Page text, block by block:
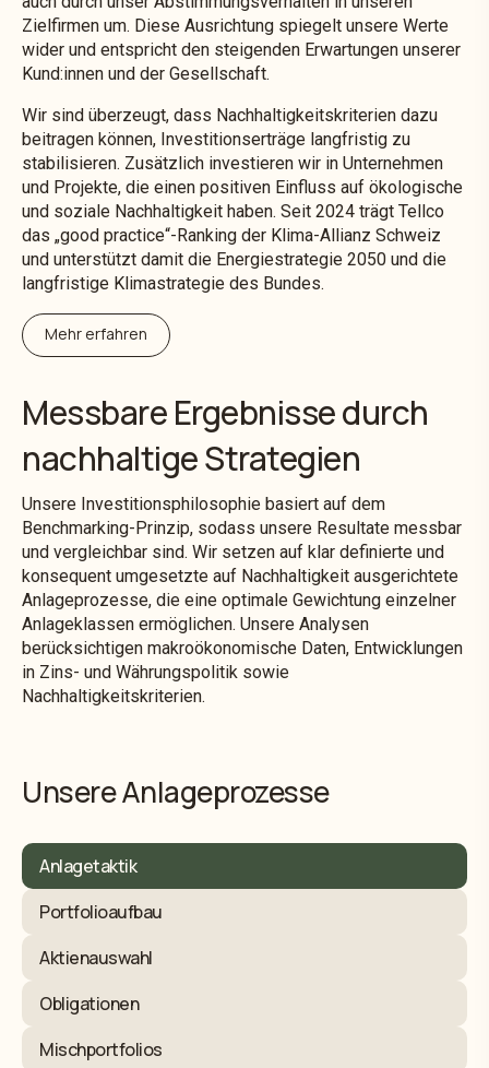
Zielfirmen um. Diese Ausrichtung spiegelt unsere Werte
wider und entspricht den steigenden Erwartungen unserer
Kund:innen und der Gesellschaft.
Wir sind überzeugt, dass Nachhaltigkeitskriterien dazu
beitragen können, Investitionserträge langfristig zu
stabilisieren. Zusätzlich investieren wir in Unternehmen
und Projekte, die einen positiven Einfluss auf ökologische
und soziale Nachhaltigkeit haben. Seit 2024 trägt Tellco
das „good practice“-Ranking der Klima-Allianz Schweiz
und unterstützt damit die Energiestrategie 2050 und die
langfristige Klimastrategie des Bundes.
Mehr erfahren
Messbare Ergebnisse durch
nachhaltige Strategien
Unsere Investitionsphilosophie basiert auf dem
Benchmarking-Prinzip, sodass unsere Resultate messbar
und vergleichbar sind. Wir setzen auf klar definierte und
konsequent umgesetzte auf Nachhaltigkeit ausgerichtete
Anlageprozesse, die eine optimale Gewichtung einzelner
Anlageklassen ermöglichen. Unsere Analysen
berücksichtigen makroökonomische Daten, Entwicklungen
in Zins- und Währungspolitik sowie
Nachhaltigkeitskriterien.
Unsere Anlageprozesse
Anlagetaktik
Portfolioaufbau
Aktienauswahl
Obligationen
Mischportfolios